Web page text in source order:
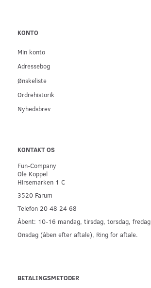
KONTO
Min konto
Adressebog
Ønskeliste
Ordrehistorik
Nyhedsbrev
KONTAKT OS
Fun-Company
Ole Koppel
Hirsemarken 1 C
3520 Farum
Telefon 20 48 24 68
Åbent: 10-16 mandag, tirsdag, torsdag, fredag
Onsdag (åben efter aftale), Ring for aftale.
BETALINGSMETODER